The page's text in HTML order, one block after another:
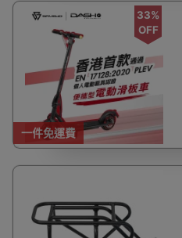
一件免運費
33%
OFF